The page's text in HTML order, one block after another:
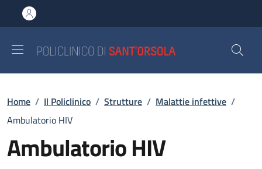
al contenuto principale
to footer content
Briciole di pane
Home / Il Policlinico / Strutture / Malattie infettive /
Ambulatorio HIV
Ambulatorio HIV